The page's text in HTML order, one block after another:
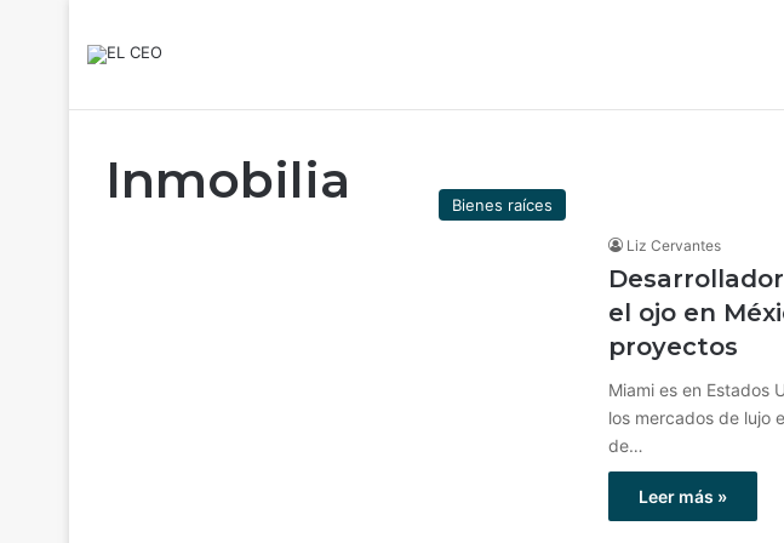
Inmobilia Bienes raíces
Liz Cervantes
el ojo en
proyectos
Miami es en Estados
los mercados de lujo
de…
Leer más »